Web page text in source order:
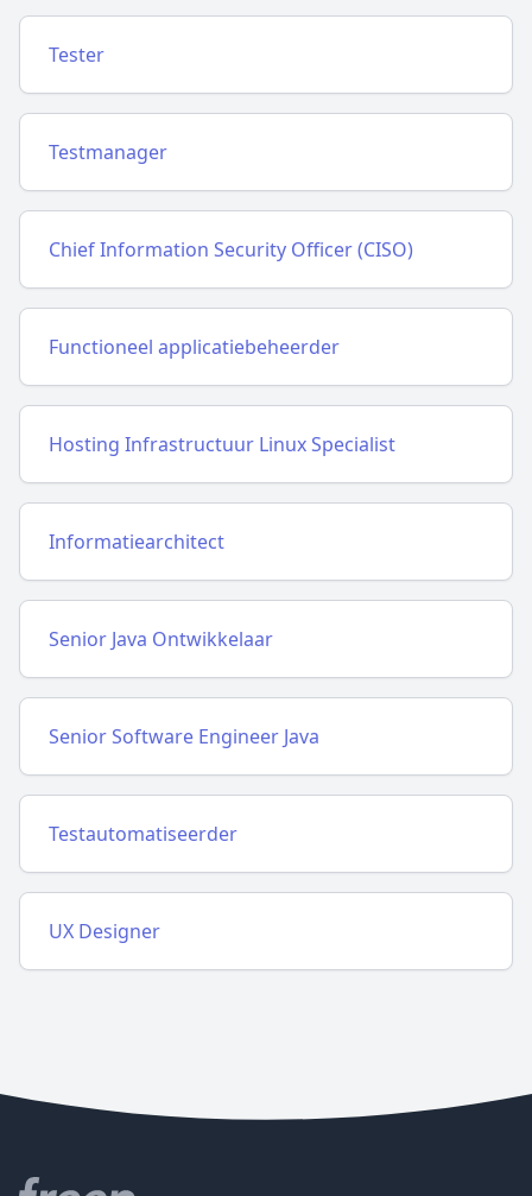
Tester
Testmanager
Chief Information Security Officer (CISO)
Functioneel applicatiebeheerder
Hosting Infrastructuur Linux Specialist
Informatiearchitect
Senior Java Ontwikkelaar
Senior Software Engineer Java
Testautomatiseerder
UX Designer